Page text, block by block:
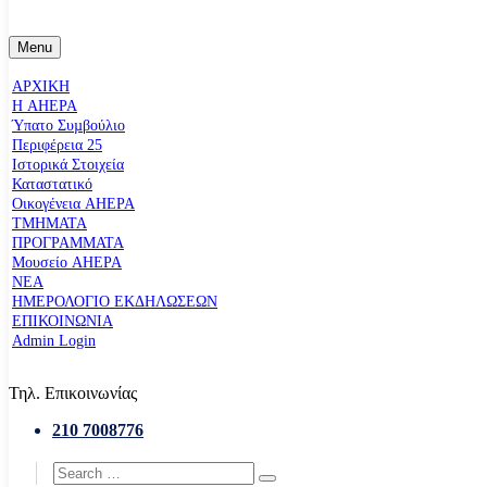
Menu
ΑΡΧΙΚΗ
Η AHEPA
Ύπατο Συµβούλιο
Περιφέρεια 25
Ιστορικά Στοιχεία
Καταστατικό
Οικογένεια AHEPA
ΤΜΗΜΑΤΑ
ΠΡΟΓΡΑΜΜΑΤΑ
Μουσείο AHEPA
ΝΕΑ
ΗΜΕΡΟΛΟΓΙΟ ΕΚΔΗΛΩΣΕΩΝ
ΕΠΙΚΟΙΝΩΝΙΑ
Admin Login
Τηλ. Επικοινωνίας
210 7008776